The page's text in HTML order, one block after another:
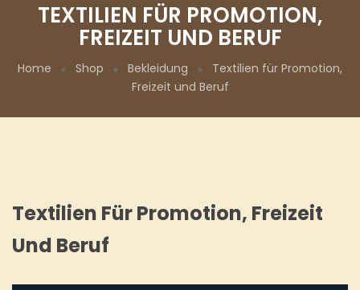
TEXTILIEN FÜR PROMOTION,
FREIZEIT UND BERUF
Home Shop Bekleidung
Textilien für Promotion,
Freizeit und Beruf
Textilien Für Promotion, Freizeit
Und Beruf